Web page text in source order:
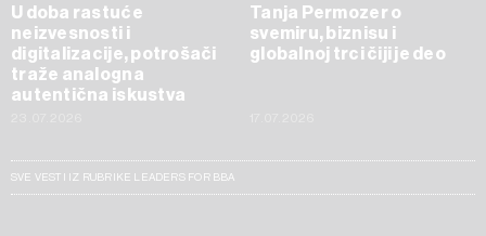
U doba rastuće
neizvesnosti i
digitalizacije, potrošači
traže analogna
autentična iskustva
Tanja Permozer o
svemiru, biznisu i
globalnoj trci čiji je deo
SVE VESTI IZ RUBRIKE LEADERS FOR BBA